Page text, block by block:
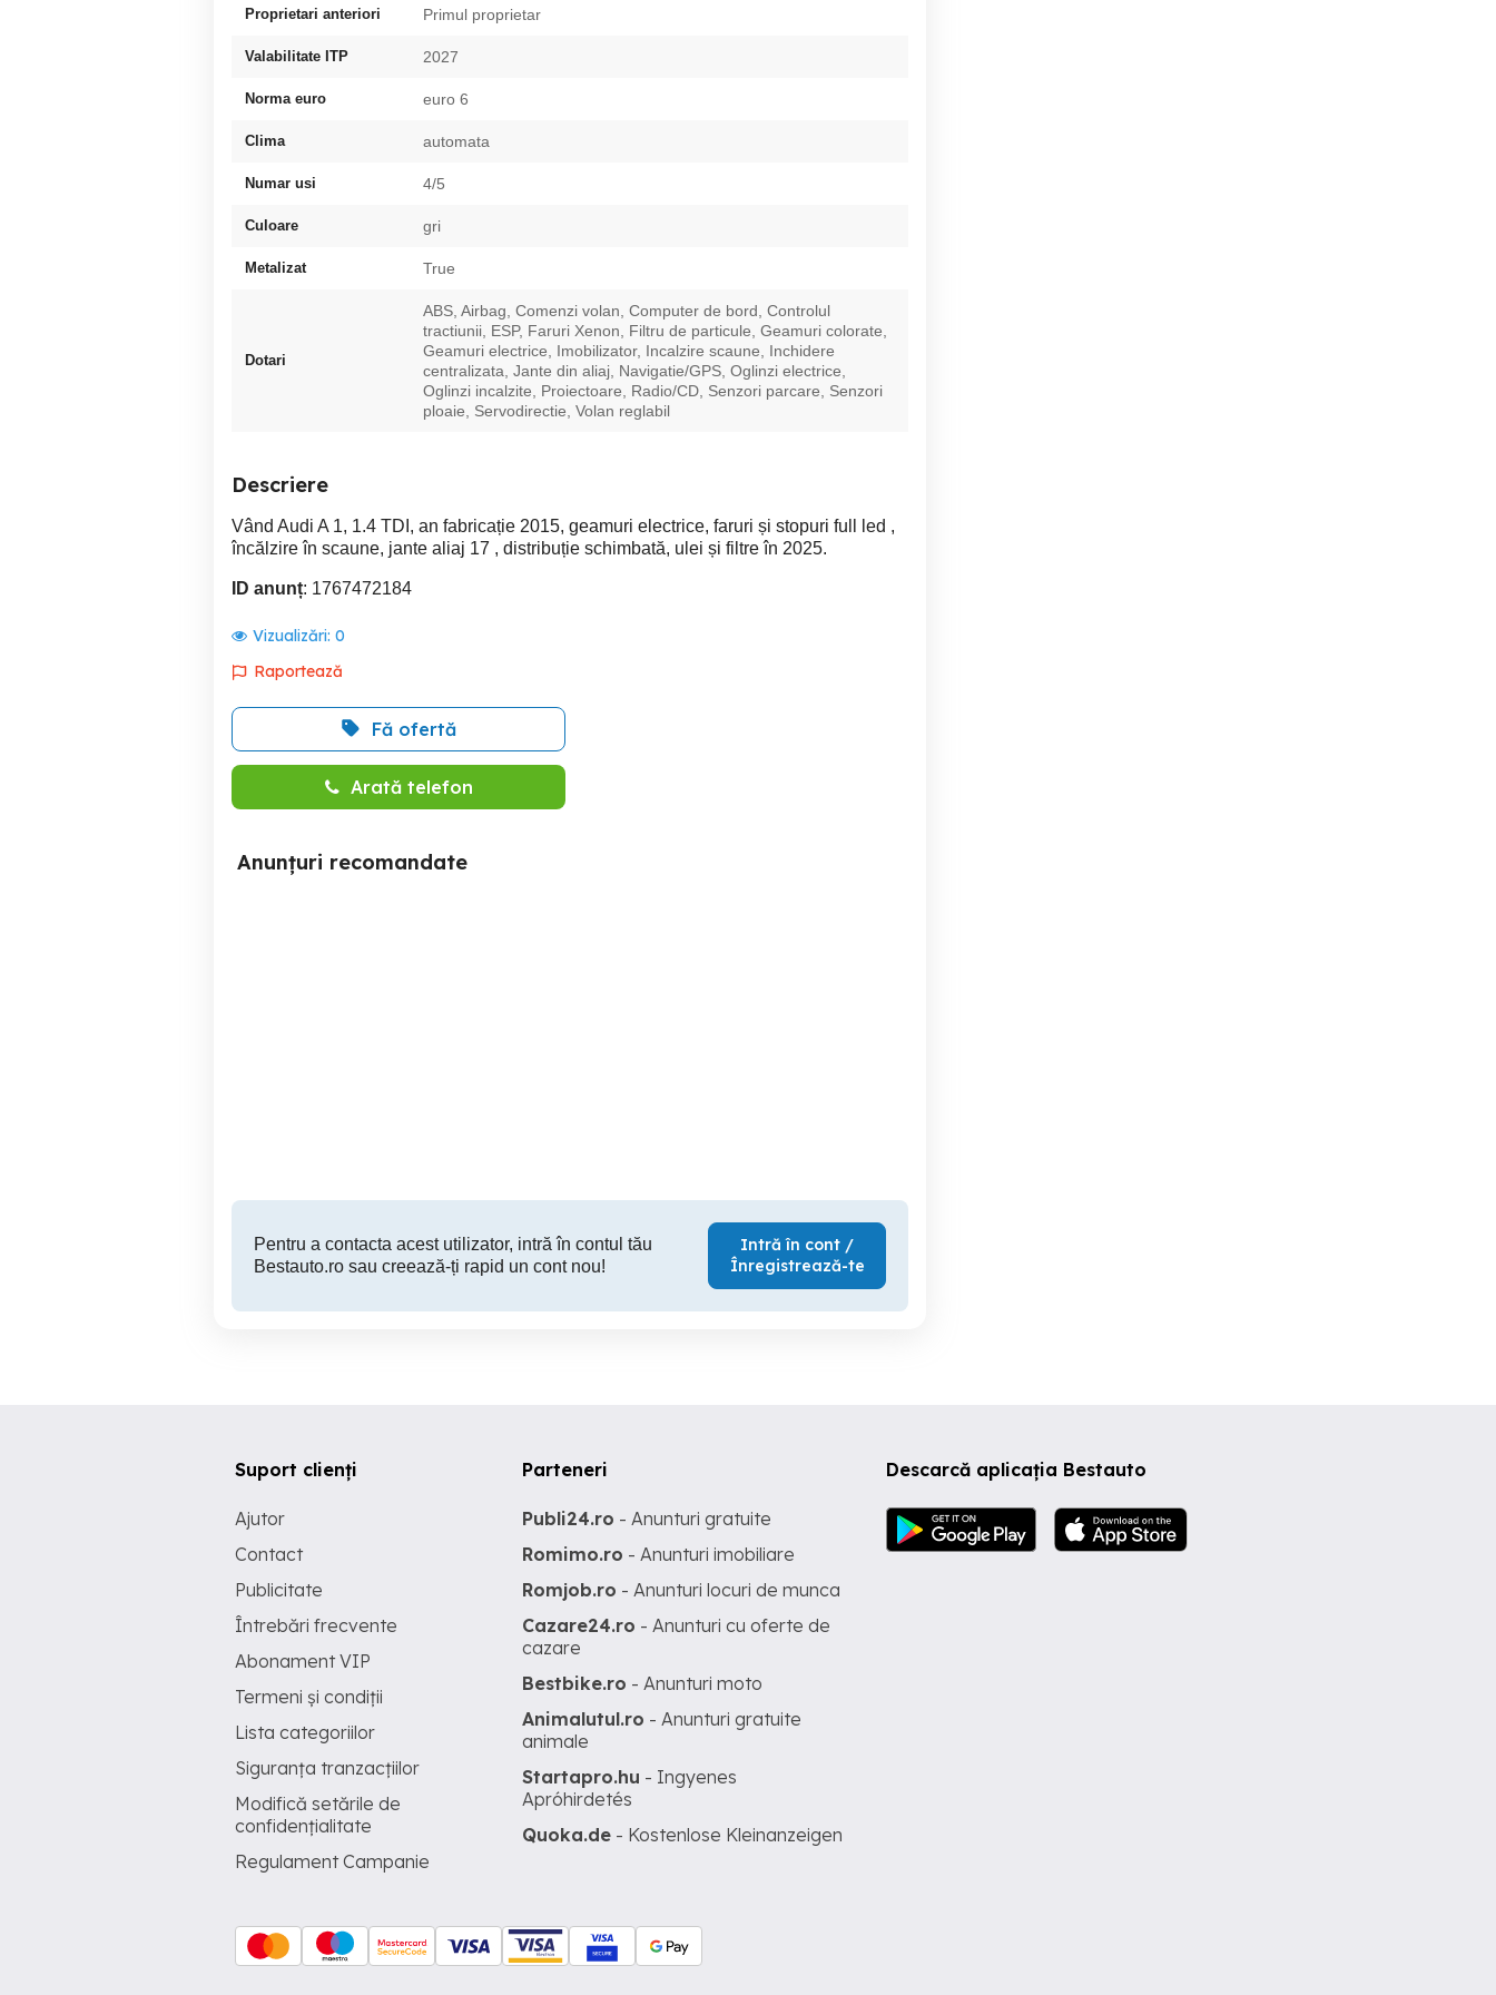
Proprietari anteriori Primul proprietar
Valabilitate ITP 2027
Norma euro euro 6
Clima automata
Numar usi 4/5
Culoare gri
Metalizat True
Dotari
ABS, Airbag, Comenzi volan, Computer de bord, Controlul
tractiunii, ESP, Faruri Xenon, Filtru de particule, Geamuri colorate,
Geamuri electrice, Imobilizator, Incalzire scaune, Inchidere
centralizata, Jante din aliaj, Navigatie/GPS, Oglinzi electrice,
Oglinzi incalzite, Proiectoare, Radio/CD, Senzori parcare, Senzori
ploaie, Servodirectie, Volan reglabil
Descriere
Vând Audi A 1, 1.4 TDI, an fabricație 2015, geamuri electrice, faruri și stopuri full led ,
încălzire în scaune, jante aliaj 17 , distribuție schimbată, ulei și filtre în 2025.
ID anunț: 1767472184
Vizualizări: 0
Raportează
Fă ofertă
Arată telefon
Anunțuri recomandate
Pentru a contacta acest utilizator, intră în contul tău
Bestauto.ro sau creează-ți rapid un cont nou!
Intră în cont /
Înregistrează-te
Descarcă aplicația Bestauto
Suport clienți
Ajutor
Contact
Publicitate
Întrebări frecvente
Abonament VIP
Termeni și condiții
Lista categoriilor
Siguranța tranzacțiilor
Modifică setările de
confidențialitate
Regulament Campanie
Parteneri
Publi24.ro - Anunturi gratuite
Romimo.ro - Anunturi imobiliare
Romjob.ro - Anunturi locuri de munca
Cazare24.ro - Anunturi cu oferte de
cazare
Bestbike.ro - Anunturi moto
Animalutul.ro - Anunturi gratuite
animale
Startapro.hu - Ingyenes
Apróhirdetés
Quoka.de - Kostenlose Kleinanzeigen